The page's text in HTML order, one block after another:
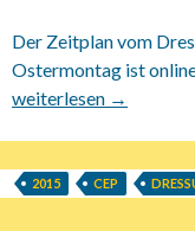
Der Zeitplan vom
Ostermontag ist
31.03.2015 CEP/EL
weiterlesen →
2015 CEP